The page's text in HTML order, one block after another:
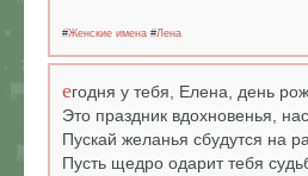
#Женские имена #Лена
егодня у тебя, Елена, день
Это праздник вдохновенья,
Пускай желанья сбудутся на
Пусть щедро одарит тебя